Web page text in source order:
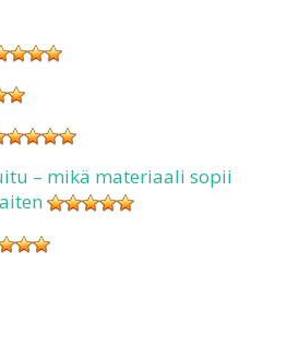
– mikä materiaali sopii